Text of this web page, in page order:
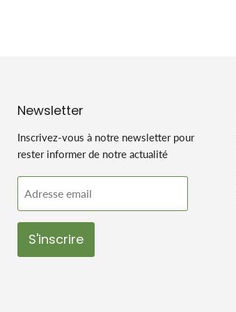
Newsletter
Inscrivez-vous à notre newsletter pour
rester informer de notre actualité
Adresse email
S'inscrire